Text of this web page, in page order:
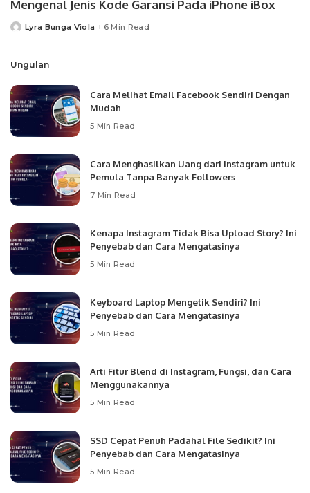
Mengenal Jenis Kode Garansi Pada iPhone iBox
PostedLyra Bunga Viola 6 Min Read
Ungulan
Cara Melihat Email Facebook Sendiri Dengan
Mudah
5 Min Read
Cara Menghasilkan Uang dari Instagram untuk
Pemula Tanpa Banyak Followers
7 Min Read
Kenapa Instagram Tidak Bisa Upload Story? Ini
Penyebab dan Cara Mengatasinya
5 Min Read
Keyboard Laptop Mengetik Sendiri? Ini
Penyebab dan Cara Mengatasinya
5 Min Read
Arti Fitur Blend di Instagram, Fungsi, dan Cara
Menggunakannya
5 Min Read
SSD Cepat Penuh Padahal File Sedikit? Ini
Penyebab dan Cara Mengatasinya
5 Min Read